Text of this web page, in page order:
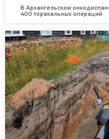
В Архангельском
400 торакальных операций